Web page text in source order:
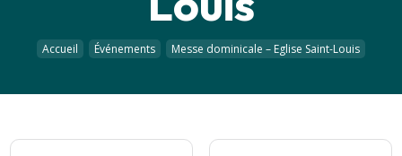
Accueil Événements Messe dominicale – Eglise Saint-Louis